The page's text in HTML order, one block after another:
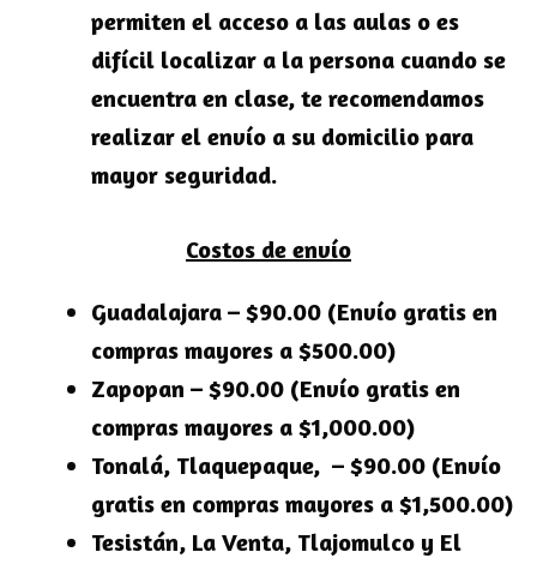
permiten el acceso a las aulas o es
difícil localizar a la persona cuando se
encuentra en clase, te recomendamos
realizar el envío a su domicilio para
mayor seguridad.
Costos de envío
Guadalajara – $90.00 (Envío gratis en
compras mayores a $500.00)
Zapopan – $90.00 (Envío gratis en
compras mayores a $1,000.00)
Tonalá, Tlaquepaque, – $90.00 (Envío
gratis en compras mayores a $1,500.00)
Tesistán, La Venta, Tlajomulco y El